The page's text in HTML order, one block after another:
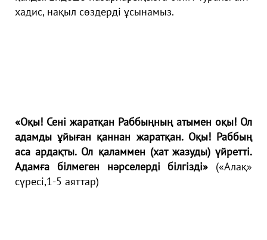
хадис, нақыл сөздерді ұсынамыз.
«Оқы! Сені жаратқан Раббыңның атымен оқы! Ол
адамды ұйыған қаннан жаратқан. Оқы! Раббың
аса ардақты. Ол қаламмен (хат жазуды) үйретті.
Адамға білмеген нәрселерді білгізді» («Алақ»
сүресі,1-5 аяттар)